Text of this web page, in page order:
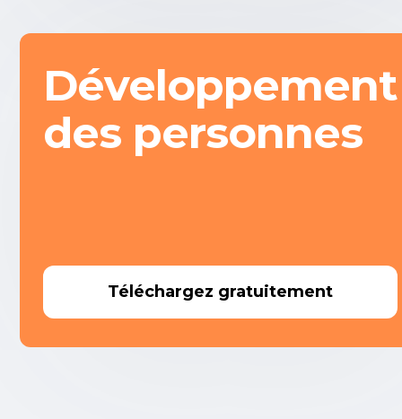
Développement
des personnes
Téléchargez gratuitement